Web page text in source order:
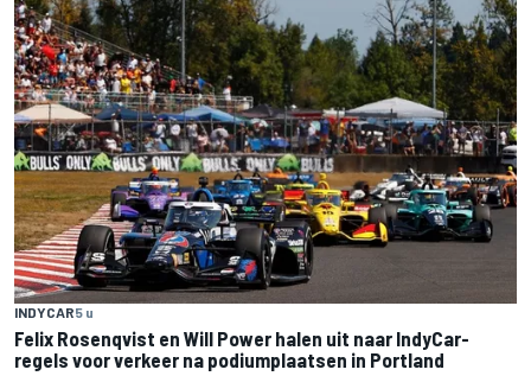
INDYCAR5 u
Felix Rosenqvist en Will Power halen uit naar IndyCar-
regels voor verkeer na podiumplaatsen in Portland